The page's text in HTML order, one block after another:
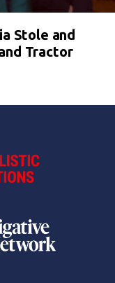
Stole and
Tractor